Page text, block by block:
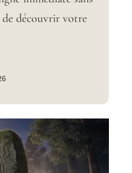
découvrir votre